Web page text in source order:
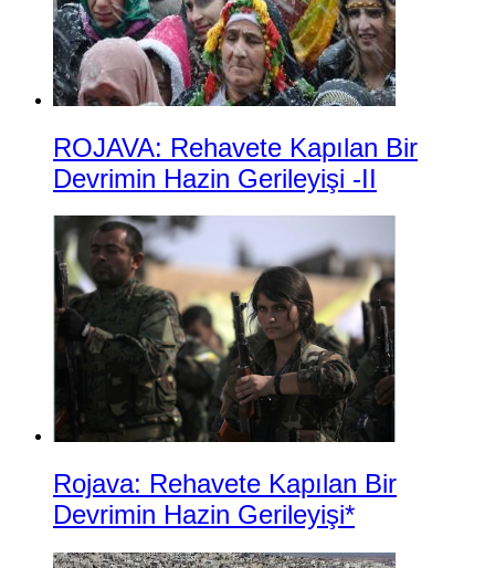
ROJAVA: Rehavete Kapılan Bir
Devrimin Hazin Gerileyişi -II
Rojava: Rehavete Kapılan Bir
Devrimin Hazin Gerileyişi*